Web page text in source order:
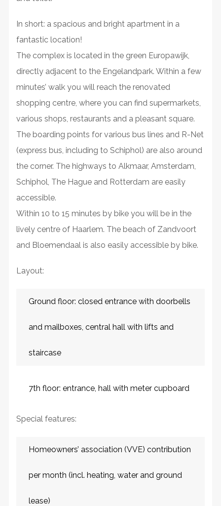
In short: a spacious and bright apartment in a
fantastic location!
The complex is located in the green Europawijk,
directly adjacent to the Engelandpark. Within a few
minutes’ walk you will reach the renovated
shopping centre, where you can find supermarkets,
various shops, restaurants and a pleasant square.
The boarding points for various bus lines and R-Net
(express bus, including to Schiphol) are also around
the corner. The highways to Alkmaar, Amsterdam,
Schiphol, The Hague and Rotterdam are easily
accessible.
Within 10 to 15 minutes by bike you will be in the
lively centre of Haarlem. The beach of Zandvoort
and Bloemendaal is also easily accessible by bike.
Layout:
Ground floor: closed entrance with doorbells
and mailboxes, central hall with lifts and
staircase
7th floor: entrance, hall with meter cupboard
Special features:
Homeowners’ association (VVE) contribution
per month (incl. heating, water and ground
lease)